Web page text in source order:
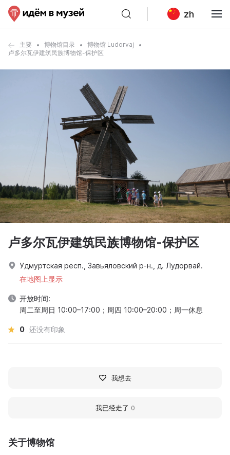
zh
主要 博物馆目录
博物馆 Ludorvaj
卢多尔瓦伊建筑民族博物馆-保护区
关于博物馆
卢多尔瓦伊建筑民族博物馆-保护区
Удмуртская респ., Завьяловский р-н., д. Лудорвай.
在地图上显示
开放时间:
周二至周日 10:00–17:00；周四 10:00–20:00；周一休息
0 还没有印象
我想去
我已经走了 0